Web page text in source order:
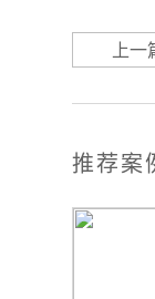
上一
推荐案